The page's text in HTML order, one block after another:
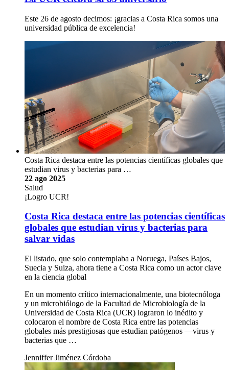
Este 26 de agosto decimos: ¡gracias a Costa Rica somos una
universidad pública de excelencia!
Costa Rica destaca entre las potencias científicas globales que
estudian virus y bacterias para …
22 ago 2025
Salud
¡Logro UCR!
Costa Rica destaca entre las potencias científicas
globales que estudian virus y bacterias para
salvar vidas
El listado, que solo contemplaba a Noruega, Países Bajos,
Suecia y Suiza, ahora tiene a Costa Rica como un actor clave
en la ciencia global
En un momento crítico internacionalmente, una biotecnóloga
y un microbiólogo de la Facultad de Microbiología de la
Universidad de Costa Rica (UCR) lograron lo inédito y
colocaron el nombre de Costa Rica entre las potencias
globales más prestigiosas que estudian patógenos —virus y
bacterias que …
Jenniffer Jiménez Córdoba